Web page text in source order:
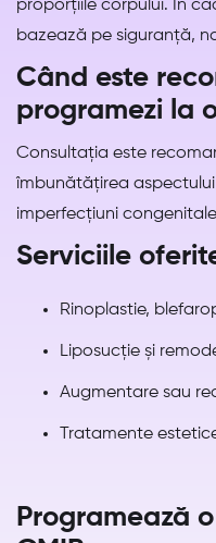
proporțiile corpului. În
bazează pe siguranță,
Când este
programezi la
Consultația este
îmbunătățirea
imperfecțiuni
Serviciile
Rinoplastie,
Liposucție și
Augmentare sau
Tratamente
Programează